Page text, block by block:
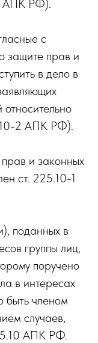
АПК РФ).
с
защите прав и
в дело в
2 АПК РФ).
и законных
ст. 225.10-1
поданных в
группы лиц,
поручено
в интересах
быть членом
случаев,
АПК РФ.